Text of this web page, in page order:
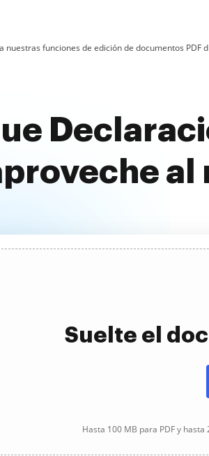
nuestras funciones de edición de documentos
al
Suelte el
Hasta 100 MB para PDF y hasta